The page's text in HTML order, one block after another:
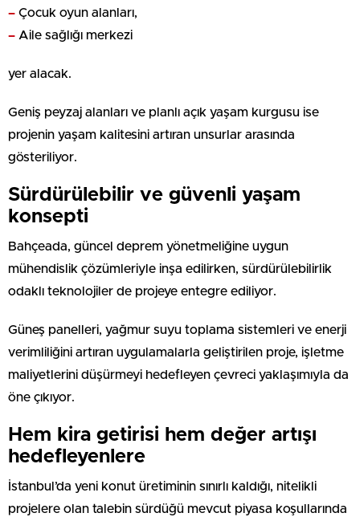
– Çocuk oyun alanları,
– Aile sağlığı merkezi
yer alacak.
Geniş peyzaj alanları ve planlı açık yaşam kurgusu ise
projenin yaşam kalitesini artıran unsurlar arasında
gösteriliyor.
Sürdürülebilir ve güvenli yaşam
konsepti
Bahçeada, güncel deprem yönetmeliğine uygun
mühendislik çözümleriyle inşa edilirken, sürdürülebilirlik
odaklı teknolojiler de projeye entegre ediliyor.
Güneş panelleri, yağmur suyu toplama sistemleri ve enerji
verimliliğini artıran uygulamalarla geliştirilen proje, işletme
maliyetlerini düşürmeyi hedefleyen çevreci yaklaşımıyla da
öne çıkıyor.
Hem kira getirisi hem değer artışı
hedefleyenlere
İstanbul’da yeni konut üretiminin sınırlı kaldığı, nitelikli
projelere olan talebin sürdüğü mevcut piyasa koşullarında